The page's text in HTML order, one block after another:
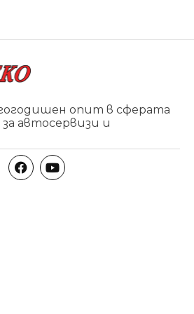
опит в сферата
автосервизи и